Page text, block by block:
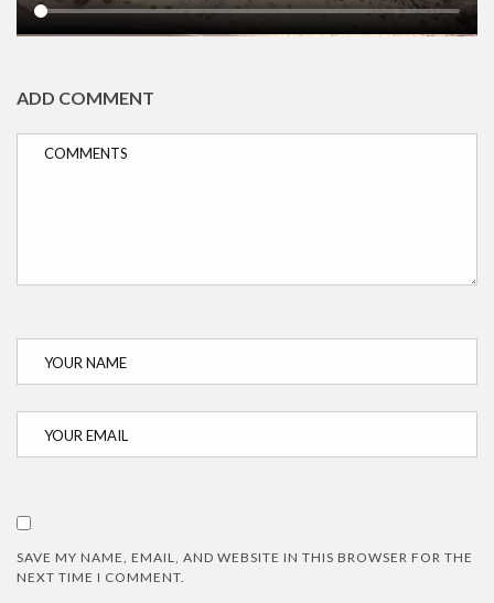
ADD COMMENT
SAVE MY NAME, EMAIL, AND WEBSITE IN THIS BROWSER FOR THE
NEXT TIME I COMMENT.